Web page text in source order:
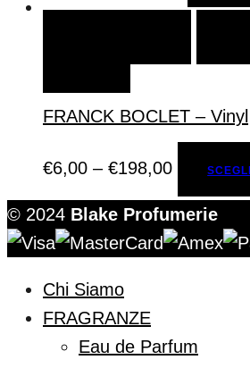
FRANCK BOCLET – Vinyl
€6,00 – €198,00
© 2024 Blake Profumerie
Chi Siamo
FRAGRANZE
Eau de Parfum